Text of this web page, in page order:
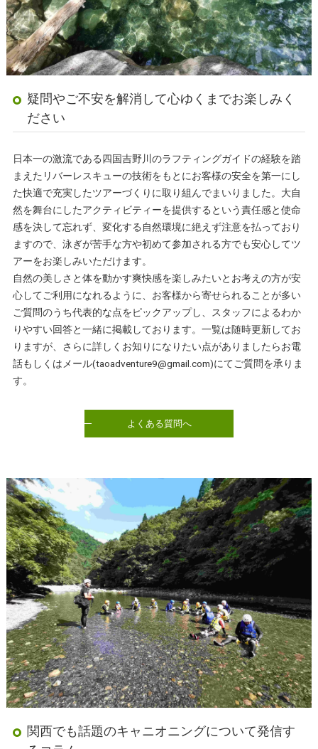
疑問やご不安を解消して心ゆくまでお楽しみく
ださい
日本一の激流である四国吉野川のラフティングガイドの経験を踏
ま えたリバーレスキューの技術をもとにお客様の安全を第一にし
た快適で充実したツアーづくりに取り組んでまいりました。大自
然を舞台にしたアクティビティーを提供するという責任感と使命
感を決して忘れず、変化する自然環境に絶えず注意を払っており
ますので、泳ぎが苦手な方や初めて参加される方でも安心してツ
アーをお楽しみいただけます。
自然の美しさと体を動かす爽快感を楽しみたいとお考えの方が安
心してご利用になれるように、お客様から寄せられることが多い
ご質問のうち代表的な点をピックアップし、スタッフによるわか
りやすい回答と一緒に掲載しております。一覧は随時更新してお
りますが、さらに詳しくお知りになりたい点がありましたらお電
話もしくはメール(taoadventure9@gmail.com)にてご質問を承りま
す。
よくある質問へ
関西でも話題のキャニオニングについて発信す